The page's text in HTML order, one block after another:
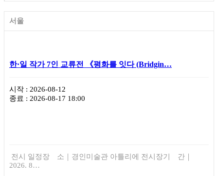
서울
한·일 작가 7인 교류전 《평화를 잇다 (Bridgin…
시작 : 2026-08-12
종료 : 2026-08-17 18:00
전시 일정장 소｜경인미술관 아틀리에 전시장기 간｜
2026. 8…